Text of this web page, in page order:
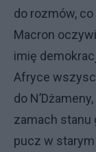
do rozmów, co
Macron
imię
Afryce
do
zamach stanu
pucz w